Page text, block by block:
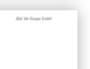
Bild: We-Escape GmbH